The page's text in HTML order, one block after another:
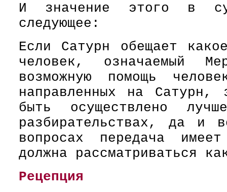
И значение этого в
следующее:
Если Сатурн обещает
человек, означаемый
возможную помощь
направленных на
быть осуществлено
разбирательствах, да и
вопросах передача
должна рассматриваться
Рецепция